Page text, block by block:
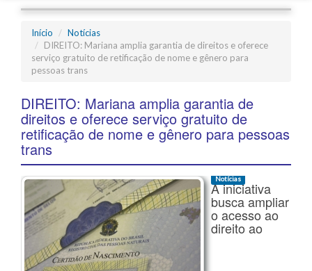
Início
Notícias
DIREITO: Mariana amplia garantia de direitos e oferece
serviço gratuito de retificação de nome e gênero para
pessoas trans
DIREITO: Mariana amplia garantia de
direitos e oferece serviço gratuito de
retificação de nome e gênero para pessoas
trans
Notícias
A iniciativa
busca ampliar
o acesso ao
direito ao